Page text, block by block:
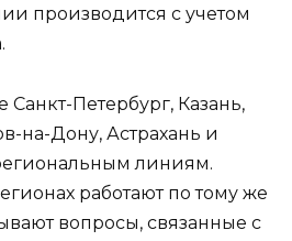
производится с учетом
Санкт-Петербург, Казань,
на-Дону, Астрахань и
линиям.
работают по тому же
вопросы, связанные с